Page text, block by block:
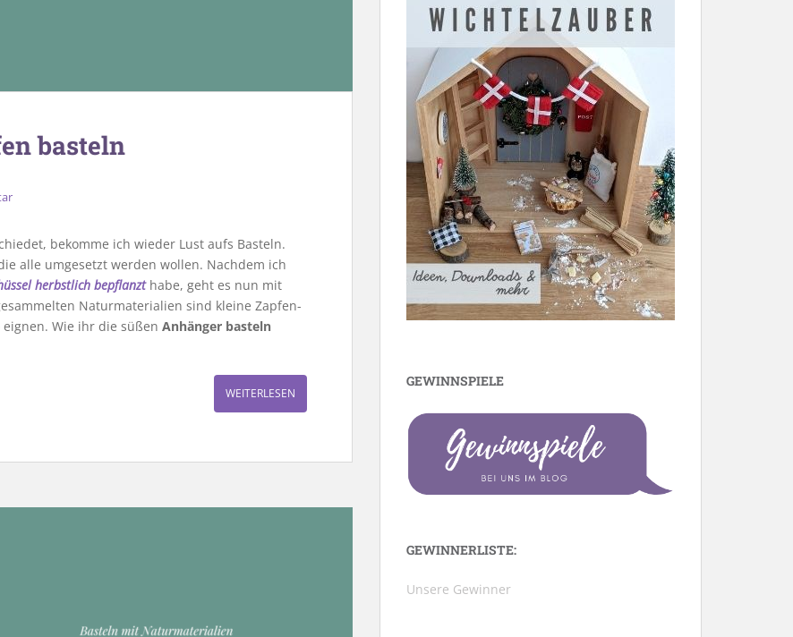
basteln
bekomme ich wieder Lust aufs Basteln.
alle umgesetzt werden wollen. Nachdem ich
herbstlich bepflanzthabe, geht es nun mit
Naturmaterialien sind kleine Zapfen-
Wie ihr die süßen Anhänger basteln
WEITERLESEN
GEWINNSPIELE
GEWINNERLISTE:
Unsere Gewinner